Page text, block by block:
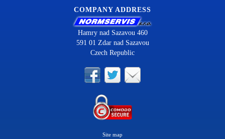
COMPANY ADDRESS
Hamry nad Sazavou 460
591 01 Zdar nad Sazavou
Czech Republic
Site map